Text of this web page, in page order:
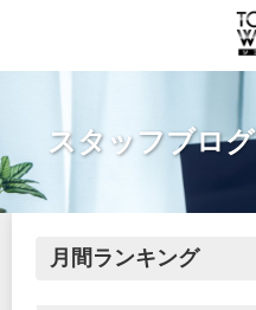
スタッフブログ
月間ランキング